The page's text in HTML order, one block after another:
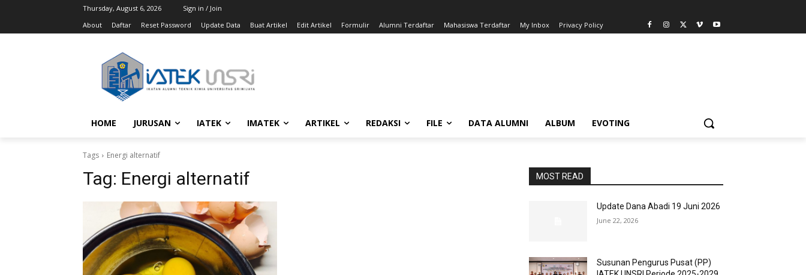
Thursday, August 6, 2026
Sign in / Join
About
Daftar Reset Password Update Data Buat Artikel Edit Artikel Formulir Alumni Terdaftar Mahasiswa Terdaftar My Inbox Privacy Policy
HOME JURUSAN IATEK IMATEK ARTIKEL REDAKSI FILE DATA ALUMNI ALBUM EVOTING
Tags Energi alternatif
Tag: Energi alternatif MOST READ
Update Dana Abadi 19 Juni 2026
June 22, 2026
Susunan Pengurus Pusat (PP)